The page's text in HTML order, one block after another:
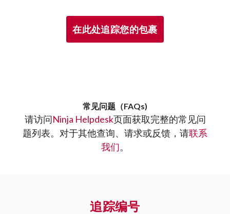
在此处追踪您的包裹
常见问题（FAQs)
请访问Ninja Helpdesk页面获取完整的常见问
题列表。对于其他查询、请求或反馈，请联系
我们。
追踪编号